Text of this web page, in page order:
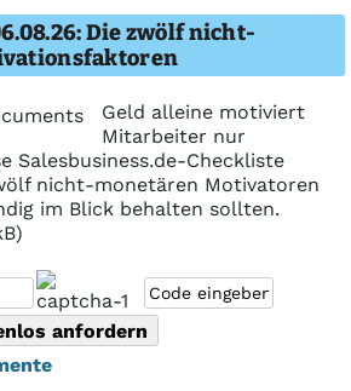
Die zwölf nicht-
Geld alleine motiviert
Mitarbeiter nur
Salesbusiness.de-Checkliste
nicht-monetären Motivatoren
im Blick behalten sollten.